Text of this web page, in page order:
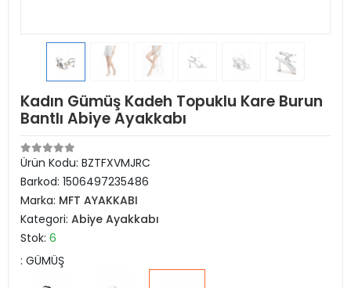
Kadın Gümüş Kadeh Topuklu Kare Burun
Bantlı Abiye Ayakkabı
Ürün Kodu: BZTFXVMJRC
Barkod: 1506497235486
Marka: MFT AYAKKABI
Kategori: Abiye Ayakkabı
Stok: 6
: GÜMÜŞ